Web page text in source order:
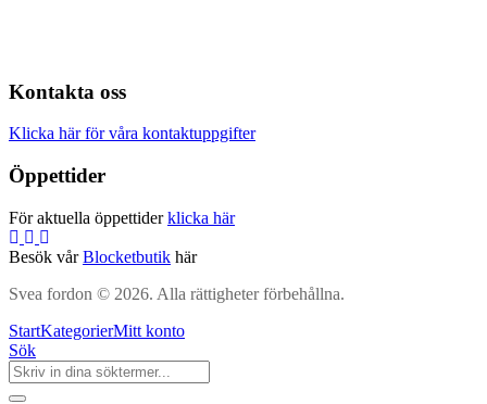
Kontakta oss
Klicka här för våra kontaktuppgifter
Öppettider
För aktuella öppettiderklicka här
Besök vårBlocketbutik här
Svea fordon © 2026. Alla rättigheter förbehållna.
StartKategorierMitt konto
Sök